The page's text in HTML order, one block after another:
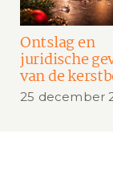
Ontslag en
juridische
van de
25 december